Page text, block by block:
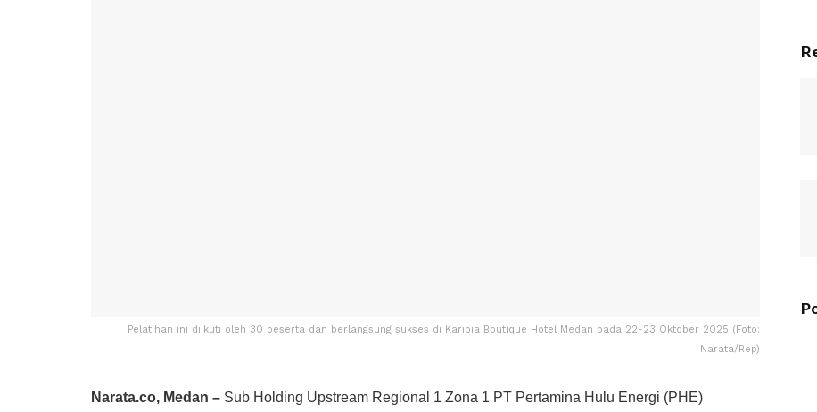
Pelatihan ini diikuti oleh 30 peserta dan berlangsung sukses di Karibia Boutique Hotel Medan pada 22-23 Oktober 2025 (Foto:
Narata/Rep)
Narata.co, Medan – Sub Holding Upstream Regional 1 Zona 1 PT Pertamina Hulu Energi (PHE)